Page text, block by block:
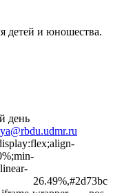
детей и юношества.
день